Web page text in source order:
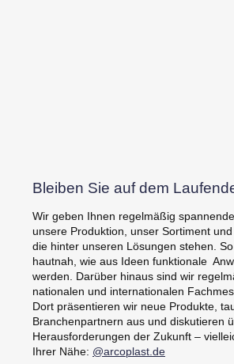
Bleiben Sie auf dem
Wir geben Ihnen regelmäßig
unsere Produktion, unser Sortiment und
die hinter unseren Lösungen stehen.
hautnah, wie aus Ideen funktionale
werden. Darüber hinaus sind wir
nationalen und internationalen
Dort präsentieren wir neue Produkte,
Branchenpartnern aus und diskutieren
Herausforderungen der Zukunft –
Ihrer Nähe: @arcoplast.de